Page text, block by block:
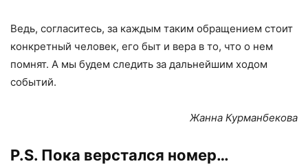
Ведь, согласитесь, за каждым таким обращением стоит
конкретный человек, его быт и вера в то, что о нем
помнят. А мы будем следить за дальнейшим ходом
событий.
Жанна Курманбекова
P.S. Пока верстался номер…